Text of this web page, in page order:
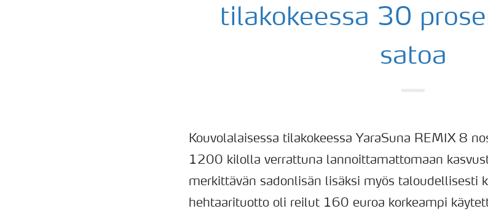
tilakokeessa 30
satoa
Kouvolalaisessa tilakokeessa YaraSuna REMIX 8
1200 kilolla verrattuna lannoittamattomaan
merkittävän sadonlisän lisäksi myös taloudellisesti
hehtaarituotto oli reilut 160 euroa korkeampi